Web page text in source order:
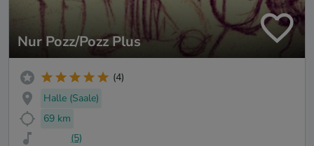
Nur Pozz/Pozz Plus
(4)
Halle (Saale)
69 km
(5)